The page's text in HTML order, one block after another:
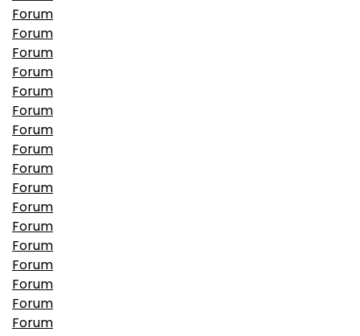
Forum
Forum
Forum
Forum
Forum
Forum
Forum
Forum
Forum
Forum
Forum
Forum
Forum
Forum
Forum
Forum
Forum